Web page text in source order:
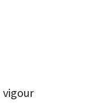
vigour